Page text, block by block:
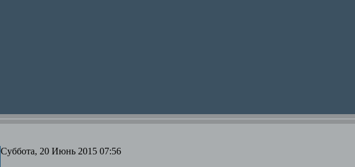
Суббота, 20 Июнь 2015 07:56